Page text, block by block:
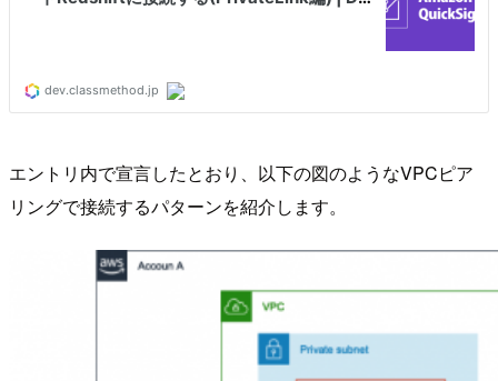
エントリ内で宣言したとおり、以下の図のようなVPCピア
リングで接続するパターンを紹介します。